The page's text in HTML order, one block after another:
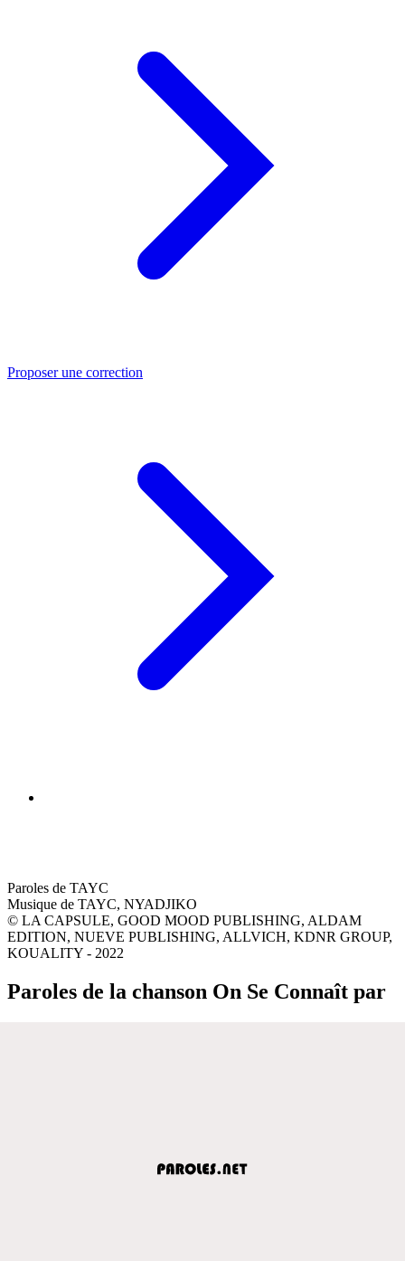
Proposer une correction
Paroles de TAYC
Musique de TAYC, NYADJIKO
© LA CAPSULE, GOOD MOOD PUBLISHING, ALDAM
EDITION, NUEVE PUBLISHING, ALLVICH, KDNR GROUP,
KOUALITY - 2022
Paroles de la chanson On Se Connaît par